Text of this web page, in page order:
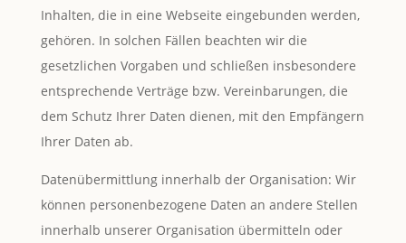
Inhalten, die in eine Webseite eingebunden werden,
gehören. In solchen Fällen beachten wir die
gesetzlichen Vorgaben und schließen insbesondere
entsprechende Verträge bzw. Vereinbarungen, die
dem Schutz Ihrer Daten dienen, mit den Empfängern
Ihrer Daten ab.
Datenübermittlung innerhalb der Organisation: Wir
können personenbezogene Daten an andere Stellen
innerhalb unserer Organisation übermitteln oder